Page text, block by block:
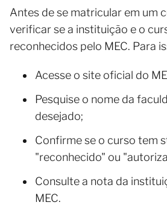
Antes de se matricular em um
verificar se a instituição e o
reconhecidos pelo MEC. Para
Acesse o site oficial do
Pesquise o nome da
desejado;
Confirme se o curso tem
"reconhecido" ou
Consulte a nota da
MEC.